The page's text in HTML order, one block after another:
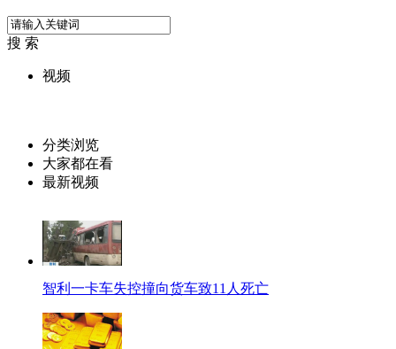
搜 索
视频
分类浏览
大家都在看
最新视频
智利一卡车失控撞向货车致11人死亡